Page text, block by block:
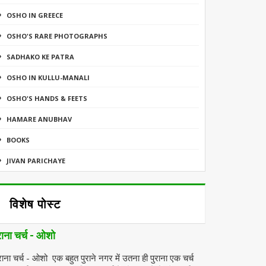
OSHO IN GREECE
OSHO'S RARE PHOTOGRAPHS
SADHAKO KE PATRA
OSHO IN KULLU-MANALI
OSHO'S HANDS & FEETS
HAMARE ANUBHAV
BOOKS
JIVAN PARICHAYE
विशेष पोस्ट
चर्च - ओशो
चर्च - ओशो एक बहुत पुराने नगर में उतना ही पुराना एक चर्च